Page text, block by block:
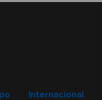
Internacional